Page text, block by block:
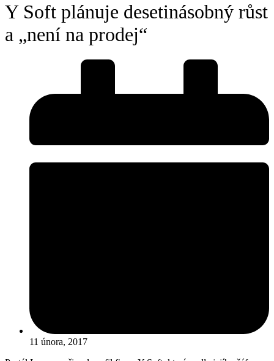
Y Soft plánuje desetinásobný růst
a „není na prodej“
11 února, 2017